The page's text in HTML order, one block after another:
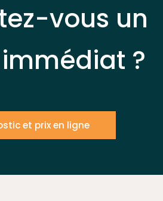
vous un
?
et prix en ligne